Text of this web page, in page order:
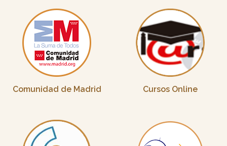
Comunidad de Madrid Cursos Online